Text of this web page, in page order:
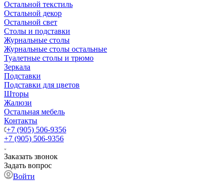
Остальной текстиль
Остальной декор
Остальной свет
Столы и подставки
Журнальные столы
Журнальные столы остальные
Туалетные столы и трюмо
Зеркала
Подставки
Подставки для цветов
Шторы
Жалюзи
Остальная мебель
Контакты
+7 (905) 506-9356
+7 (905) 506-9356
Заказать звонок
Задать вопрос
Войти